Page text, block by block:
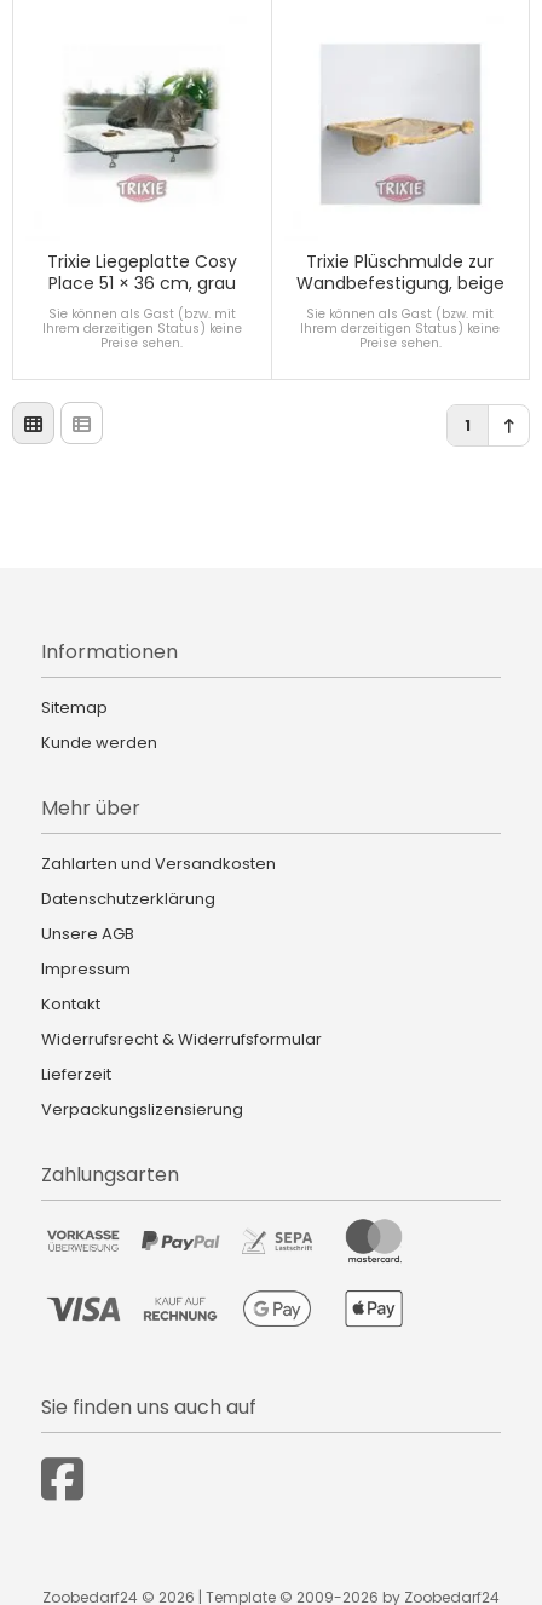
Trixie Liegeplatte Cosy
Place 51 × 36 cm, grau
Sie können als Gast (bzw. mit
Ihrem derzeitigen Status) keine
Preise sehen.
Trixie Plüschmulde zur
Wandbefestigung, beige
Sie können als Gast (bzw. mit
Ihrem derzeitigen Status) keine
Preise sehen.
1
Informationen
Sitemap
Kunde werden
Mehr über
Zahlarten und Versandkosten
Datenschutzerklärung
Unsere AGB
Impressum
Kontakt
Widerrufsrecht & Widerrufsformular
Lieferzeit
Verpackungslizensierung
Zahlungsarten
Sie finden uns auch auf
Zoobedarf24 © 2026 | Template © 2009-2026 by Zoobedarf24